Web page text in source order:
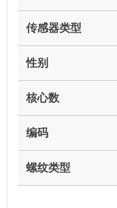
传感器类型
性别
核心数
编码
螺纹类型